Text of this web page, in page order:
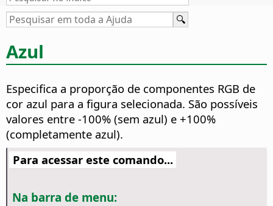
Azul
Especifica a proporção de componentes RGB de
cor azul para a figura selecionada. São possíveis
valores entre -100% (sem azul) e +100%
(completamente azul).
Para acessar este comando...
Na barra de menu: